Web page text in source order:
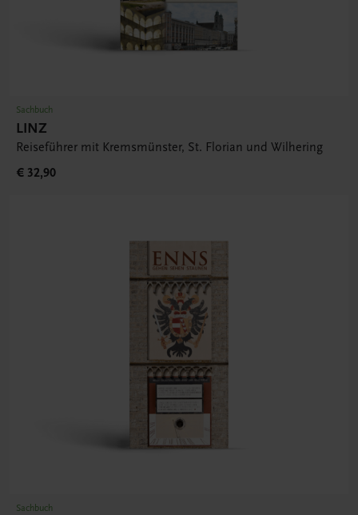
Sachbuch
LINZ
Reiseführer mit Kremsmünster, St. Florian und Wilhering
€ 32,90
Sachbuch